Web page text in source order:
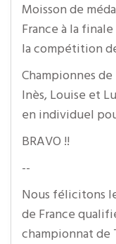
Moisson de
France à la
la compétition
Championnes
Inès, Louise et
en individuel
BRAVO !!
--
Nous félicitons
de France
championnat de